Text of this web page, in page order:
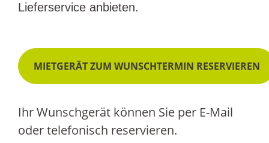
Lieferservice anbieten.
MIETGERÄT ZUM WUNSCHTERMIN RESERVIEREN
Ihr Wunschgerät können Sie per E-Mail
oder telefonisch reservieren.